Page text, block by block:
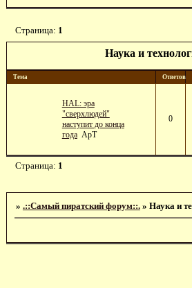
Наука и
Страница: 1
Тема Ответов
HAL: эра
"сверхлюдей"
наступит до конца
года ApT
0
Страница: 1
» .::Самый пиратский форум::. » Наука и